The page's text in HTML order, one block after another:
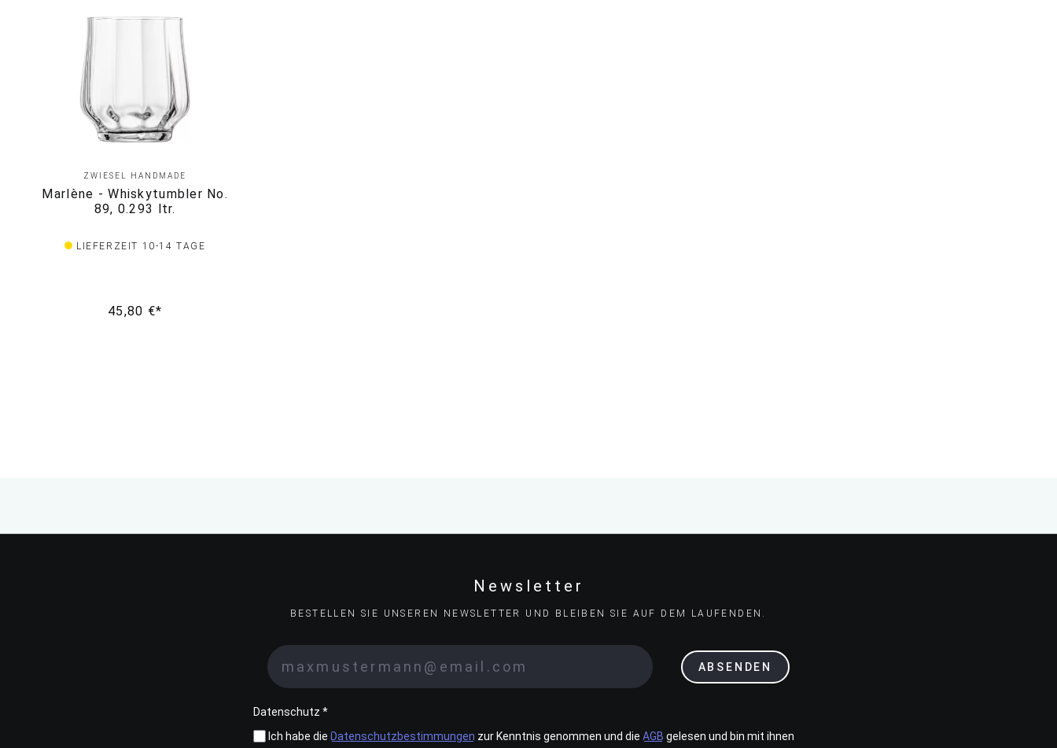
ZWIESEL HANDMADE
Marlène - Whiskytumbler No.
89, 0.293 ltr.
LIEFERZEIT 10-14 TAGE
45,80 €*
Newsletter
BESTELLEN SIE UNSEREN NEWSLETTER UND BLEIBEN SIE AUF DEM LAUFENDEN.
ABSENDEN
Datenschutz *
Ich habe die Datenschutzbestimmungen zur Kenntnis genommen und die AGB gelesen und bin mit ihnen